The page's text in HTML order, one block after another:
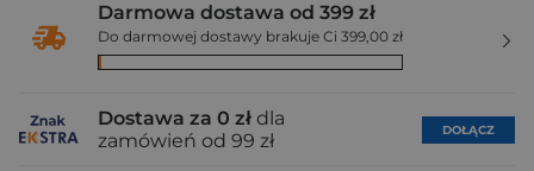
Darmowa dostawa od 399 zł
Do darmowej dostawy brakuje Ci 399,00 zł
Dostawa za 0 zł dla
zamówień od 99 zł
DOŁĄCZ